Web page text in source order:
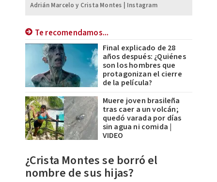
Adrián Marcelo y Crista Montes | Instagram
Te recomendamos...
Final explicado de 28
años después: ¿Quiénes
son los hombres que
protagonizan el cierre
de la película?
Muere joven brasileña
tras caer a un volcán;
quedó varada por días
sin agua ni comida |
VIDEO
¿Crista Montes se borró el
nombre de sus hijas?